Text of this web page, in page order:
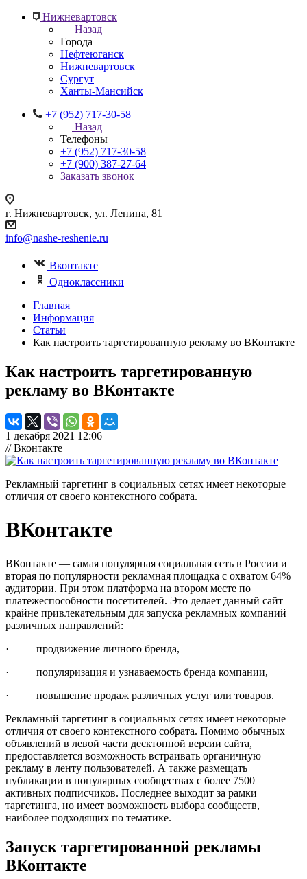
Нижневартовск
Назад
Города
Нефтеюганск
Нижневартовск
Сургут
Ханты-Мансийск
+7 (952) 717-30-58
Назад
Телефоны
+7 (952) 717-30-58
+7 (900) 387-27-64
Заказать звонок
г. Нижневартовск, ул. Ленина, 81
info@nashe-reshenie.ru
Вконтакте
Одноклассники
Главная
Информация
Статьи
Как настроить таргетированную рекламу во ВКонтакте
Как настроить таргетированную
рекламу во ВКонтакте
1 декабря 2021 12:06
// Вконтакте
Рекламный таргетинг в социальных сетях имеет некоторые
отличия от своего контекстного собрата.
ВКонтакте
ВКонтакте — самая популярная социальная сеть в России и
вторая по популярности рекламная площадка с охватом 64%
аудитории. При этом платформа на втором месте по
платежеспособности посетителей. Это делает данный сайт
крайне привлекательным для запуска рекламных компаний
различных направлений:
· продвижение личного бренда,
· популяризация и узнаваемость бренда компании,
· повышение продаж различных услуг или товаров.
Рекламный таргетинг в социальных сетях имеет некоторые
отличия от своего контекстного собрата. Помимо обычных
объявлений в левой части десктопной версии сайта,
предоставляется возможность встраивать органичную
рекламу в ленту пользователей. А также размещать
публикации в популярных сообществах с более 7500
активных подписчиков. Последнее выходит за рамки
таргетинга, но имеет возможность выбора сообществ,
наиболее подходящих по тематике.
Запуск таргетированной рекламы
ВКонтакте